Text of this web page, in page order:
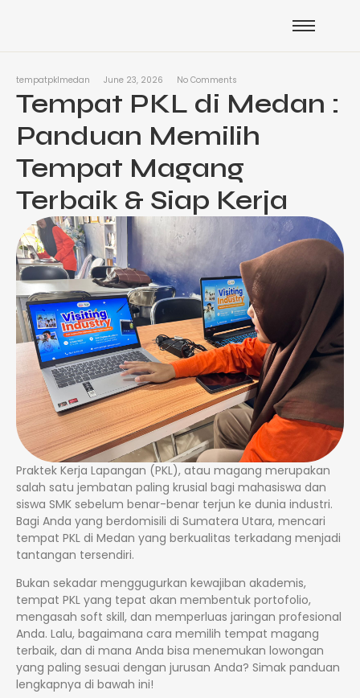
tempatpklmedan June 23, 2026 No Comments
Tempat PKL di Medan :
Panduan Memilih
Tempat Magang
Terbaik & Siap Kerja
Praktek Kerja Lapangan (PKL), atau magang merupakan
salah satu jembatan paling krusial bagi mahasiswa dan
siswa SMK sebelum benar-benar terjun ke dunia industri.
Bagi Anda yang berdomisili di Sumatera Utara, mencari
tempat PKL di Medan yang berkualitas terkadang menjadi
tantangan tersendiri.
Bukan sekadar menggugurkan kewajiban akademis,
tempat PKL yang tepat akan membentuk portofolio,
mengasah soft skill, dan memperluas jaringan profesional
Anda. Lalu, bagaimana cara memilih tempat magang
terbaik, dan di mana Anda bisa menemukan lowongan
yang paling sesuai dengan jurusan Anda? Simak panduan
lengkapnya di bawah ini!